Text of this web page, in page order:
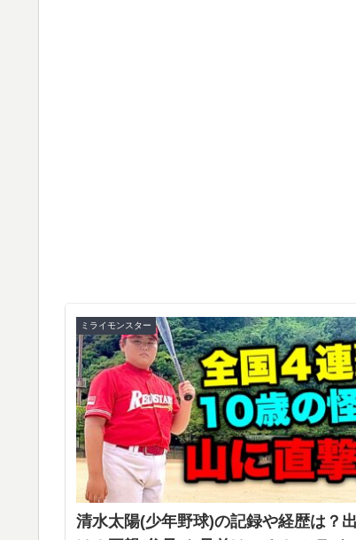
ミライモンスター
清水太陽(少年野球)の記録や経歴は？